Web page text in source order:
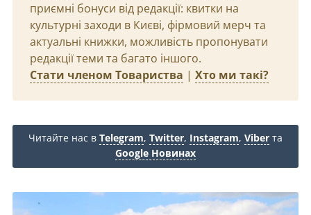
приємні бонуси від редакції: квитки на
культурні заходи в Києві, фірмовий мерч та
актуальні книжки, можливість пропонувати
редакції теми та багато іншого.
Стати членом Товариства | Хто ми такі?
Читайте нас в Telegram, Twitter, Instagram, Viber та
Google Новинах